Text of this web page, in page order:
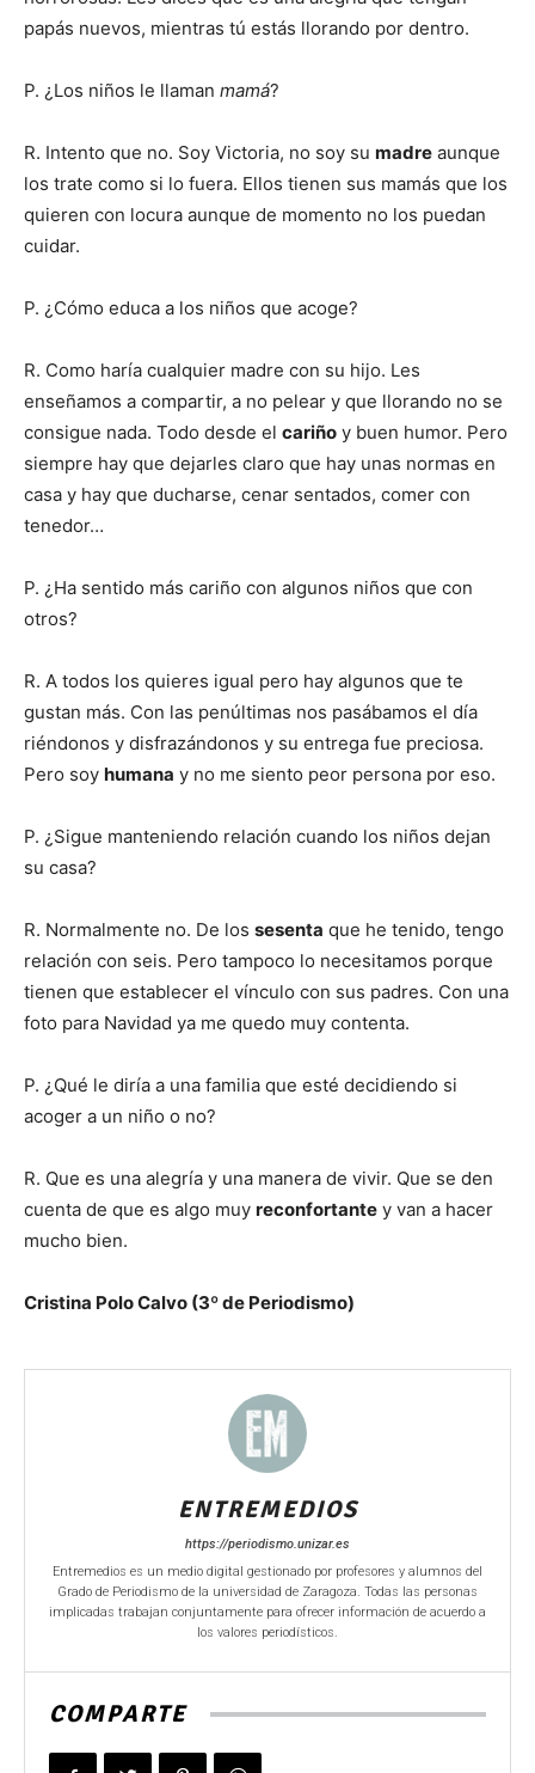
papás nuevos, mientras tú estás llorando por dentro.
P. ¿Los niños le llaman mamá?
R. Intento que no. Soy Victoria, no soy su madre aunque
los trate como si lo fuera. Ellos tienen sus mamás que los
quieren con locura aunque de momento no los puedan
cuidar.
P. ¿Cómo educa a los niños que acoge?
R. Como haría cualquier madre con su hijo. Les
enseñamos a compartir, a no pelear y que llorando no se
consigue nada. Todo desde el cariño y buen humor. Pero
siempre hay que dejarles claro que hay unas normas en
casa y hay que ducharse, cenar sentados, comer con
tenedor…
P. ¿Ha sentido más cariño con algunos niños que con
otros?
R. A todos los quieres igual pero hay algunos que te
gustan más. Con las penúltimas nos pasábamos el día
riéndonos y disfrazándonos y su entrega fue preciosa.
Pero soy humana y no me siento peor persona por eso.
P. ¿Sigue manteniendo relación cuando los niños dejan
su casa?
R. Normalmente no. De los sesenta que he tenido, tengo
relación con seis. Pero tampoco lo necesitamos porque
tienen que establecer el vínculo con sus padres. Con una
foto para Navidad ya me quedo muy contenta.
P. ¿Qué le diría a una familia que esté decidiendo si
acoger a un niño o no?
R. Que es una alegría y una manera de vivir. Que se den
cuenta de que es algo muy reconfortante y van a hacer
mucho bien.
Cristina Polo Calvo (3º de Periodismo)
ENTREMEDIOS
https://periodismo.unizar.es
Entremedios es un medio digital gestionado por profesores y alumnos del
Grado de Periodismo de la universidad de Zaragoza. Todas las personas
implicadas trabajan conjuntamente para ofrecer información de acuerdo a
los valores periodísticos.
COMPARTE